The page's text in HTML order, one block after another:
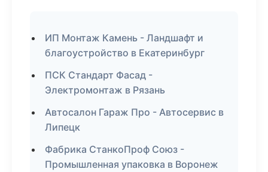
ИП Монтаж Камень - Ландшафт и
благоустройство в Екатеринбург
ПСК Стандарт Фасад -
Электромонтаж в Рязань
Автосалон Гараж Про - Автосервис в
Липецк
Фабрика СтанкоПроф Союз -
Промышленная упаковка в Воронеж